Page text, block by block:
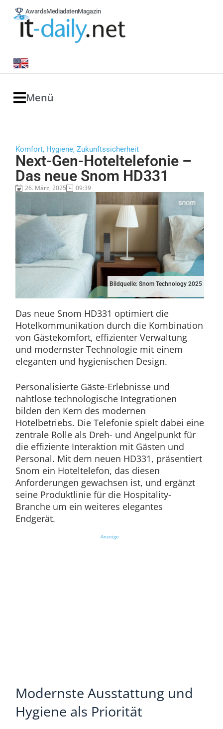
AwardsMediadatenMagazin
Menü
Komfort, Hygiene, Zukunftssicherheit
Next-Gen-Hoteltelefonie –
Das neue Snom HD331
26. März, 2025 09:39
Bildquelle: Snom Technology 2025
Das neue Snom HD331 optimiert die
Hotelkommunikation durch die Kombination
von Gästekomfort, effizienter Verwaltung
und modernster Technologie mit einem
eleganten und hygienischen Design. ͏ ‌
Personalisierte Gäste-Erlebnisse und
nahtlose technologische Integrationen
bilden den Kern des modernen
Hotelbetriebs. Die Telefonie spielt dabei eine
zentrale Rolle als Dreh- und Angelpunkt für
die effiziente Interaktion mit Gästen und
Personal. Mit dem neuen HD331, präsentiert
Snom ein Hoteltelefon, das diesen
Anforderungen gewachsen ist, und ergänzt
seine Produktlinie für die Hospitality-
Branche um ein weiteres elegantes
Endgerät.
Anzeige
Modernste Ausstattung und
Hygiene als Priorität